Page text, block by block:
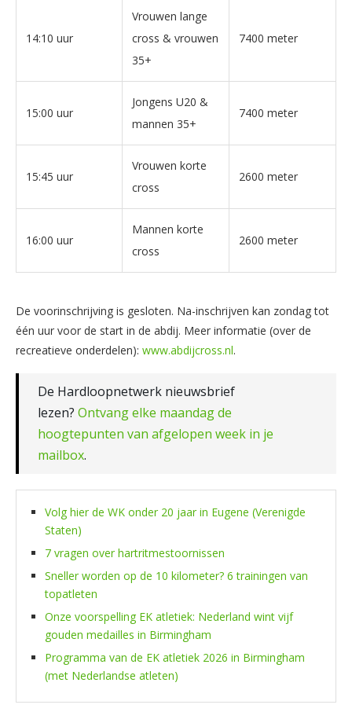
14:10 uur
Vrouwen lange
cross & vrouwen
35+
7400 meter
15:00 uur
Jongens U20 &
mannen 35+
7400 meter
15:45 uur
Vrouwen korte
cross
2600 meter
16:00 uur
Mannen korte
cross
2600 meter
De voorinschrijving is gesloten. Na-inschrijven kan zondag tot
één uur voor de start in de abdij. Meer informatie (over de
recreatieve onderdelen): www.abdijcross.nl.
De Hardloopnetwerk nieuwsbrief
lezen? Ontvang elke maandag de
hoogtepunten van afgelopen week in je
mailbox.
Volg hier de WK onder 20 jaar in Eugene (Verenigde
Staten)
7 vragen over hartritmestoornissen
Sneller worden op de 10 kilometer? 6 trainingen van
topatleten
Onze voorspelling EK atletiek: Nederland wint vijf
gouden medailles in Birmingham
Programma van de EK atletiek 2026 in Birmingham
(met Nederlandse atleten)